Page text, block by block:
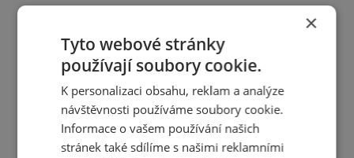
×
Tyto webové stránky
používají soubory cookie.
K personalizaci obsahu, reklam a analýze
návštěvnosti používáme soubory cookie.
Informace o vašem používání našich
stránek také sdílíme s našimi reklamními